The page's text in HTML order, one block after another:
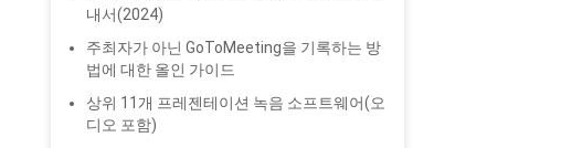
내서(2024)
주최자가 아닌 GoToMeeting을 기록하는 방
법에 대한 올인 가이드
상위 11개 프레젠테이션 녹음 소프트웨어(오
디오 포함)